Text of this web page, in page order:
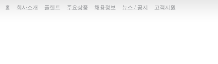
홈
회사소개 플랜트 주요상품 채용정보 뉴스 / 공지 고객지원